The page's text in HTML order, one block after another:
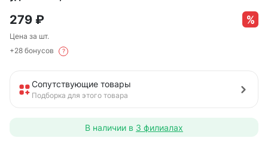
279 ₽
Цена за шт.
+28 бонусов
?
Сопутствующие товары
Подборка для этого товара
В наличии в 3 филиалах